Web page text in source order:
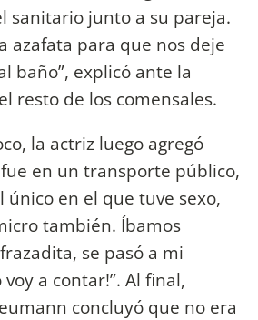
sanitario junto a su pareja.
azafata para que nos deje
baño”, explicó ante la
resto de los comensales.
la actriz luego agregó
fue en un transporte público,
único en el que tuve sexo,
también. Íbamos
se pasó a mi
a contar!”. Al final,
concluyó que no era